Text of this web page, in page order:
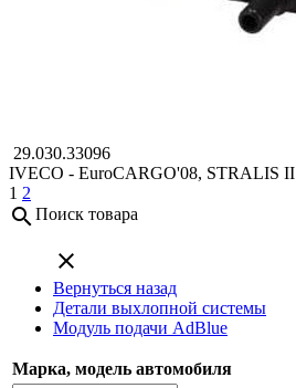
29.030.33096
IVECO - EuroCARGO'08, STRALIS II
1 2
search Поиск товара
close
Вернуться назад
Детали выхлопной системы
Модуль подачи AdBlue
Марка, модель автомобиля